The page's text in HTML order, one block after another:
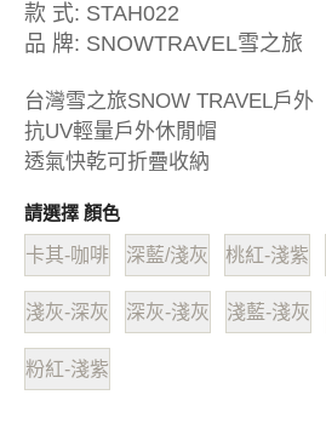
款 式: STAH022
品 牌: SNOWTRAVEL雪之旅
台灣雪之旅SNOW TRAVEL戶外
抗UV輕量戶外休閒帽
透氣快乾可折疊收納
請選擇 顏色
卡其-咖啡 深藍/淺灰 桃紅-淺紫
淺灰-深灰 深灰-淺灰 淺藍-淺灰
粉紅-淺紫